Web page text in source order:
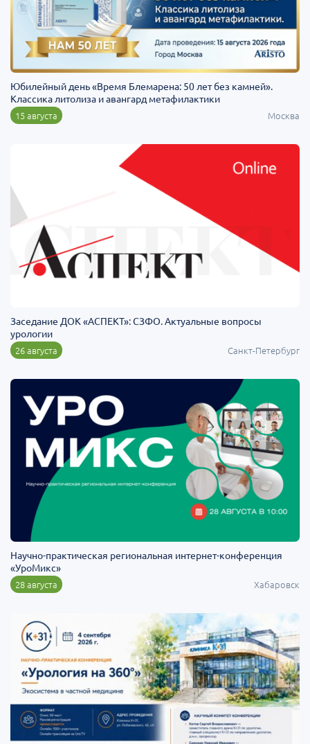
Юбилейный день «Время Блемарена: 50 лет без камней».
Классика литолиза и авангард метафилактики
15 августа Москва
Заседание ДОК «АСПЕКТ»: СЗФО. Актуальные вопросы
урологии
26 августа Санкт-Петербург
Научно-практическая региональная интернет-конференция
«УроМикс»
28 августа Хабаровск